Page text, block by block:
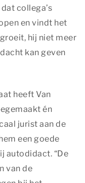
collega’s
en vindt het
hij niet meer
kan geven
heeft Van
én
jurist aan de
een goede
autodidact. “De
van de